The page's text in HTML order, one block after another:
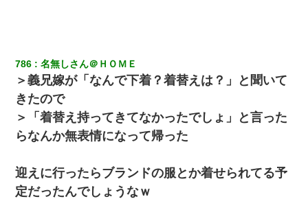
786 名無しさん＠ＨＯＭＥ
＞義兄嫁が「なんで下着？着替えは？」と聞いて
きたので
＞「着替え持ってきてなかったでしょ」と言った
らなんか無表情になって帰った
迎えに行ったらブランドの服とか着せられてる予
定だったんでしょうなｗ